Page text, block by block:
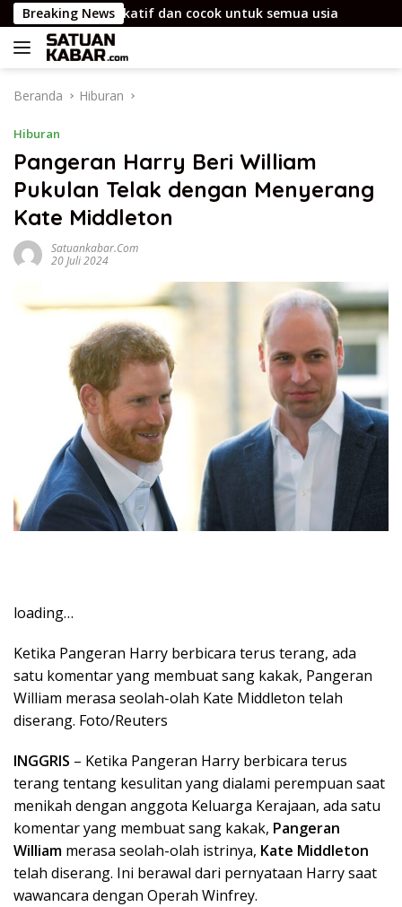
Langsung
ke
konten
Breaking News
yang edukatif dan cocok untuk semua usia
Beranda Hiburan
Hiburan
Pangeran Harry Beri William
Pukulan Telak dengan Menyerang
Kate Middleton
Satuankabar.com
20 Juli 2024
loading…
Ketika Pangeran Harry berbicara terus terang, ada
satu komentar yang membuat sang kakak, Pangeran
William merasa seolah-olah Kate Middleton telah
diserang. Foto/Reuters
INGGRIS – Ketika Pangeran Harry berbicara terus
terang tentang kesulitan yang dialami perempuan saat
menikah dengan anggota Keluarga Kerajaan, ada satu
komentar yang membuat sang kakak, Pangeran
William merasa seolah-olah istrinya, Kate Middleton
telah diserang. Ini berawal dari pernyataan Harry saat
wawancara dengan Operah Winfrey.